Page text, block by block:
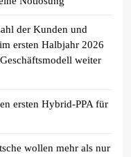
der Kunden und
ersten Halbjahr 2026
weiter
ersten Hybrid-PPA für
wollen mehr als nur